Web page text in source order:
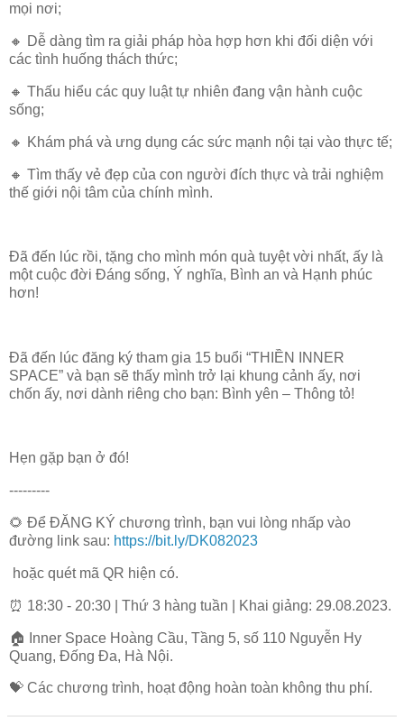
mọi nơi;
🔸 Dễ dàng tìm ra giải pháp hòa hợp hơn khi đối diện với
các tình huống thách thức;
🔸 Thấu hiểu các quy luật tự nhiên đang vận hành cuộc
sống;
🔸 Khám phá và ưng dụng các sức mạnh nội tại vào thực tế;
🔸 Tìm thấy vẻ đẹp của con người đích thực và trải nghiệm
thế giới nội tâm của chính mình.
Đã đến lúc rồi, tặng cho mình món quà tuyệt vời nhất, ấy là
một cuộc đời Đáng sống, Ý nghĩa, Bình an và Hạnh phúc
hơn!
Đã đến lúc đăng ký tham gia 15 buổi “THIỀN INNER
SPACE” và bạn sẽ thấy mình trở lại khung cảnh ấy, nơi
chốn ấy, nơi dành riêng cho bạn: Bình yên – Thông tỏ!
Hẹn gặp bạn ở đó!
---------
🌻 Để ĐĂNG KÝ chương trình, bạn vui lòng nhấp vào
đường link sau: https://bit.ly/DK082023
hoặc quét mã QR hiện có.
⏰ 18:30 - 20:30 | Thứ 3 hàng tuần | Khai giảng: 29.08.2023.
🏠 Inner Space Hoàng Cầu, Tầng 5, số 110 Nguyễn Hy
Quang, Đống Đa, Hà Nội.
💝 Các chương trình, hoạt động hoàn toàn không thu phí.